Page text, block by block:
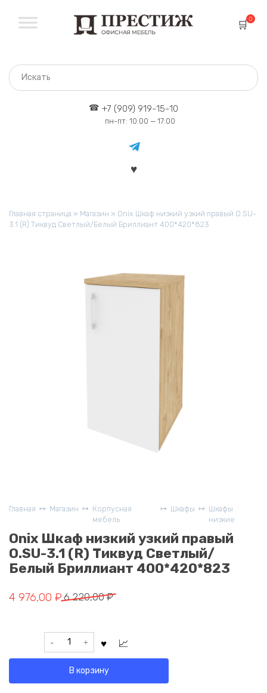
содержанию
0
+7 (909) 919-15-10
пн-пт: 10:00 — 17:00
Главная страница » Магазин » Onix Шкаф низкий узкий правый O.SU-
3.1 (R) Тиквуд Светлый/Белый Бриллиант 400*420*823
Главная Магазин
Корпусная
мебель
Шкафы
Шкафы
низкие
Onix Шкаф низкий узкий правый
O.SU-3.1 (R) Тиквуд Светлый/
Белый Бриллиант 400*420*823
6 220,00₽
Первоначальная
составляла
220,00 ₽.
4 976,00 ₽
Текущая
976,00 ₽.
Количество
товара
В корзину